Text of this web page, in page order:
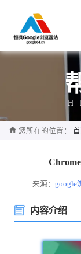
您所在的位置：
来源：google
内容介绍